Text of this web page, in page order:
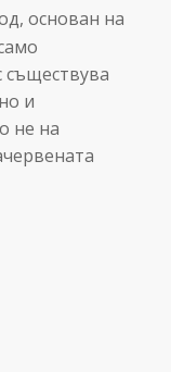
основан на
съществува
и
не на